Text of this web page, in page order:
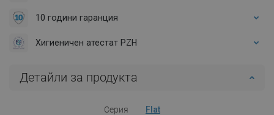
10 години гаранция
Хигиеничен атестат PZH
Детайли за продукта
Серия Flat